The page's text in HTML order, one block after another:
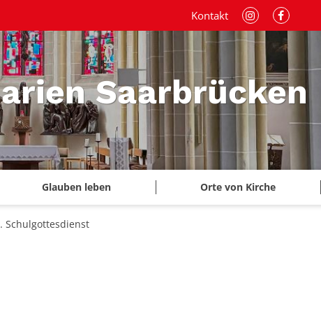
Saarbrücken
Glauben leben Orte von Kirche
Kontakt
Schulgottesdienst